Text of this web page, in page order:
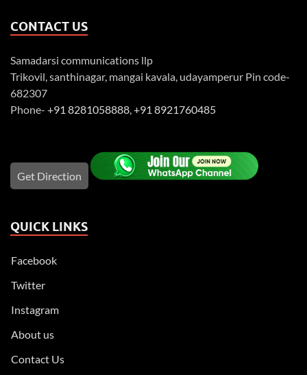
CONTACT US
Samadarsi communications llp
Trikovil, santhinagar, mangai kavala, udayamperur Pin code-
682307
Phone- +91 8281058888,+91 8921760485
Get Direction
QUICK LINKS
Facebook
Twitter
Instagram
About us
Contact Us